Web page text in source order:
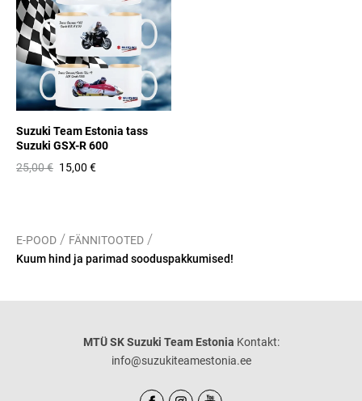
Suzuki Team Estonia tass
Suzuki GSX-R 600
25,00 € 15,00 €
E-POOD / FÄNNITOOTED /
Kuum hind ja parimad sooduspakkumised!
MTÜ SK Suzuki Team Estonia Kontakt:
info@suzukiteamestonia.ee